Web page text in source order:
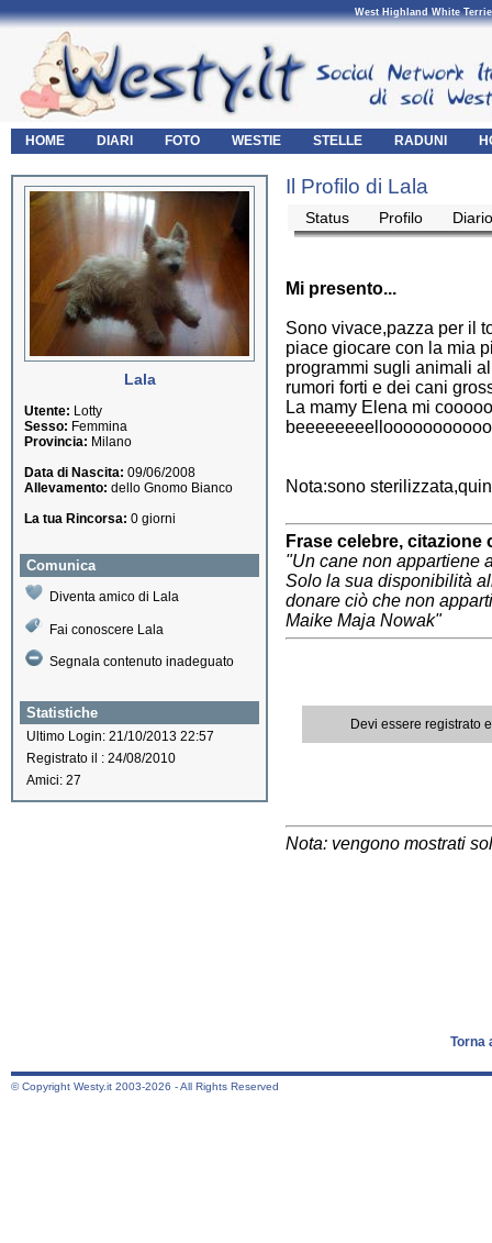
West Highland White
HOME DIARI FOTO WESTIE STELLE RADUNI
Lala
Utente: Lotty
Sesso: Femmina
Provincia: Milano
Data di Nascita: 09/06/2008
Allevamento: dello Gnomo Bianco
La tua Rincorsa: 0 giorni
Comunica
Diventa amico di Lala
Fai conoscere Lala
Segnala contenuto inadeguato
Statistiche
Ultimo Login: 21/10/2013 22:57
Registrato il : 24/08/2010
Amici: 27
Il Profilo di Lala
Status Profilo Diario
Mi presento...
Sono vivace,pazza per il
piace giocare con la mia
programmi sugli animali
rumori forti e dei cani
La mamy Elena mi
Nota:sono
Frase celebre,
"Un cane non appartiene
Solo la sua disponibilità
donare ciò che non
Maike Maja Nowak"
Devi essere registrato
Nota: vengono mostrati
Torna
© Copyright Westy.it 2003-2026 - All Rights Reserved